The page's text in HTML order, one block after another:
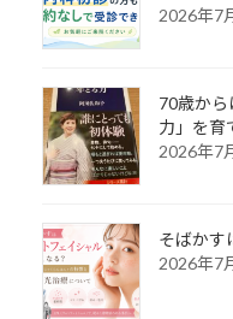
2026年7
70歳から
力」を育
2026年7
そばかす
2026年7